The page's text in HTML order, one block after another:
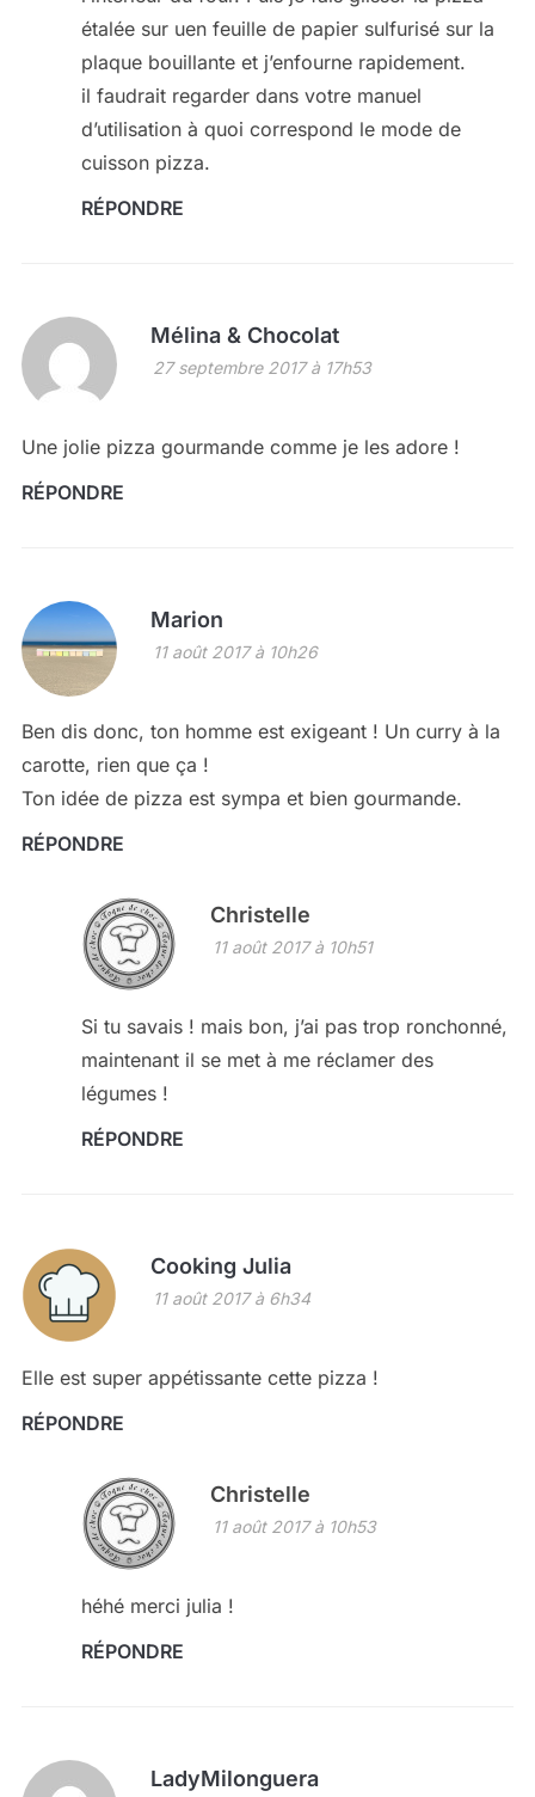
étalée sur uen feuille de papier sulfurisé sur la
plaque bouillante et j’enfourne rapidement.
il faudrait regarder dans votre manuel
d’utilisation à quoi correspond le mode de
cuisson pizza.
RÉPONDRE
Mélina & Chocolat
27 septembre 2017 à 17h53
Une jolie pizza gourmande comme je les adore !
RÉPONDRE
Marion
11 août 2017 à 10h26
Ben dis donc, ton homme est exigeant ! Un curry à la
carotte, rien que ça !
Ton idée de pizza est sympa et bien gourmande.
RÉPONDRE
Christelle
11 août 2017 à 10h51
Si tu savais ! mais bon, j’ai pas trop ronchonné,
maintenant il se met à me réclamer des
légumes !
RÉPONDRE
Cooking Julia
11 août 2017 à 6h34
Elle est super appétissante cette pizza !
RÉPONDRE
Christelle
11 août 2017 à 10h53
héhé merci julia !
RÉPONDRE
LadyMilonguera